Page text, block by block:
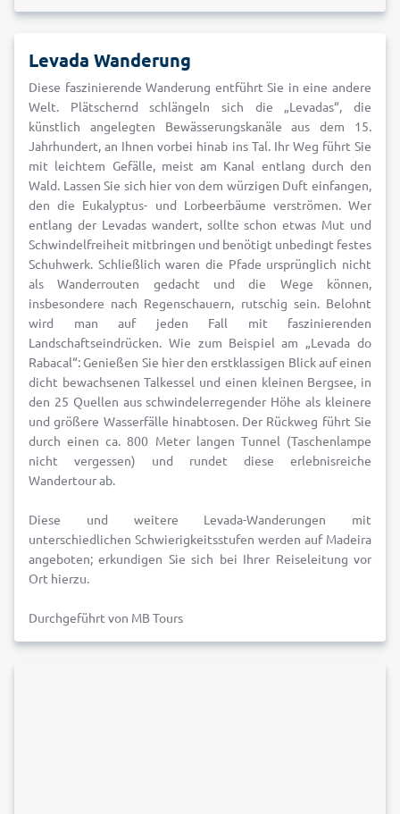
Levada Wanderung
Diese faszinierende Wanderung entführt Sie in eine andere
Welt. Plätschernd schlängeln sich die „Levadas“, die
künstlich angelegten Bewässerungskanäle aus dem 15.
Jahrhundert, an Ihnen vorbei hinab ins Tal. Ihr Weg führt Sie
mit leichtem Gefälle, meist am Kanal entlang durch den
Wald. Lassen Sie sich hier von dem würzigen Duft einfangen,
den die Eukalyptus- und Lorbeerbäume verströmen. Wer
entlang der Levadas wandert, sollte schon etwas Mut und
Schwindelfreiheit mitbringen und benötigt unbedingt festes
Schuhwerk. Schließlich waren die Pfade ursprünglich nicht
als Wanderrouten gedacht und die Wege können,
insbesondere nach Regenschauern, rutschig sein. Belohnt
wird man auf jeden Fall mit faszinierenden
Landschaftseindrücken. Wie zum Beispiel am „Levada do
Rabacal“: Genießen Sie hier den erstklassigen Blick auf einen
dicht bewachsenen Talkessel und einen kleinen Bergsee, in
den 25 Quellen aus schwindelerregender Höhe als kleinere
und größere Wasserfälle hinabtosen. Der Rückweg führt Sie
durch einen ca. 800 Meter langen Tunnel (Taschenlampe
nicht vergessen) und rundet diese erlebnisreiche
Wandertour ab.
Diese und weitere Levada-Wanderungen mit
unterschiedlichen Schwierigkeitsstufen werden auf Madeira
angeboten; erkundigen Sie sich bei Ihrer Reiseleitung vor
Ort hierzu.
Durchgeführt von MB Tours